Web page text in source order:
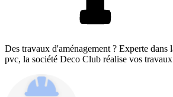
Des travaux d'aménagement ? Experte dans
pvc, la société Deco Club réalise vos